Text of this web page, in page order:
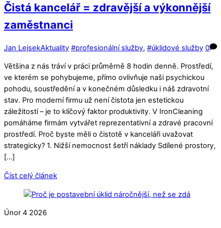
Čistá kancelář = zdravější a výkonnější
zaměstnanci
Jan LejsekAktuality #profesionální služby, #úklidové služby 0
Většina z nás tráví v práci průměrně 8 hodin denně. Prostředí,
ve kterém se pohybujeme, přímo ovlivňuje naši psychickou
pohodu, soustředění a v konečném důsledku i náš zdravotní
stav. Pro moderní firmu už není čistota jen estetickou
záležitostí – je to klíčový faktor produktivity. V IronCleaning
pomáháme firmám vytvářet reprezentativní a zdravé pracovní
prostředí. Proč byste měli o čistotě v kanceláři uvažovat
strategicky? 1. Nižší nemocnost šetří náklady Sdílené prostory,
[…]
Číst celý článek
Únor 4 2026